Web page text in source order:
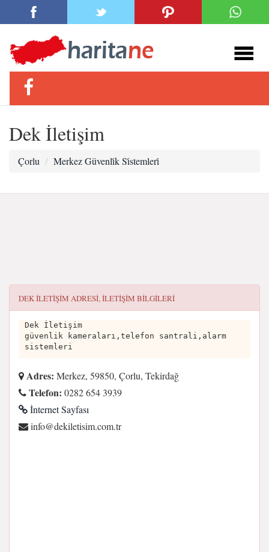
Dek İletişim
Çorlu Merkez Güvenli̇k Si̇stemleri̇
DEK İLETIŞIM ADRESI, ILETIŞIM BILGILERI
Dek İletişim
güvenlik kameraları,telefon santrali,alarm
sistemleri
Adres: Merkez, 59850, Çorlu, Tekirdağ
Telefon: 0282 654 3939
İnternet Sayfası
rt.moc.misiteliked@ofni